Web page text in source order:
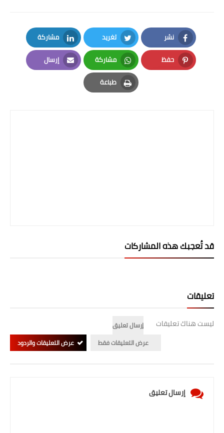
المرحلة المتوسطة
المرحلة الاعدادية
الجامعات
نشر
Facebook
تغريد
Twitter
مشاركة
LinkedIn
حفظ
Pinterest
مشاركة
Whatsapp
إرسال
Email
طباعة
Print
قد تُعجبك هذه المشاركات
تعليقات
ليست هناك تعليقات
إرسال تعليق
عرض التعليقات فقط
عرض التعليقات والردود
إرسال تعليق